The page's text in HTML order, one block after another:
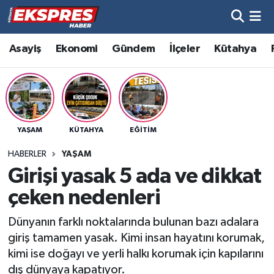
Asayiş Ekonomi Gündem İlçeler Kütahya
YAŞAM KÜTAHYA EĞITIM
HABERLER YAŞAM
Girişi yasak 5 ada ve dikkat
çeken nedenleri
Dünyanın farklı noktalarında bulunan bazı adalara
giriş tamamen yasak. Kimi insan hayatını korumak,
kimi ise doğayı ve yerli halkı korumak için kapılarını
dış dünyaya kapatıyor.
Altıntaş
Asayiş
Aslanapa
Bölge
Çavdarhisar
Domaniç
Dumlupınar
Hava Durumu
Trafik Durumu
Süper Lig Puan Durumu ve Fikstür
Son Dakika Haberleri
Haber Arşivi